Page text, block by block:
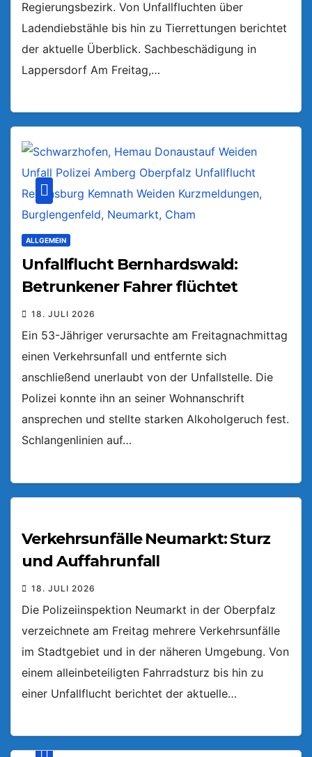
Regierungsbezirk. Von Unfallfluchten über
Ladendiebstähle bis hin zu Tierrettungen berichtet
der aktuelle Überblick. Sachbeschädigung in
Lappersdorf Am Freitag,…
ALLGEMEIN
Unfallflucht Bernhardswald:
Betrunkener Fahrer flüchtet
18. JULI 2026
Ein 53-Jähriger verursachte am Freitagnachmittag
einen Verkehrsunfall und entfernte sich
anschließend unerlaubt von der Unfallstelle. Die
Polizei konnte ihn an seiner Wohnanschrift
ansprechen und stellte starken Alkoholgeruch fest.
Schlangenlinien auf…
Verkehrsunfälle Neumarkt: Sturz
und Auffahrunfall
18. JULI 2026
Die Polizeiinspektion Neumarkt in der Oberpfalz
verzeichnete am Freitag mehrere Verkehrsunfälle
im Stadtgebiet und in der näheren Umgebung. Von
einem alleinbeteiligten Fahrradsturz bis hin zu
einer Unfallflucht berichtet der aktuelle…